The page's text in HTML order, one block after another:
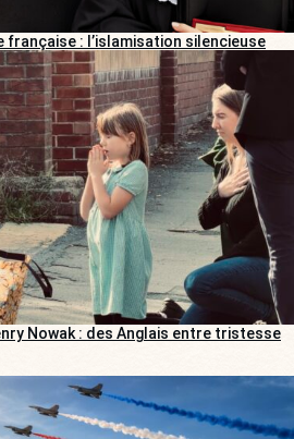
française : l’islamisation silencieuse
Nowak : des Anglais entre tristesse